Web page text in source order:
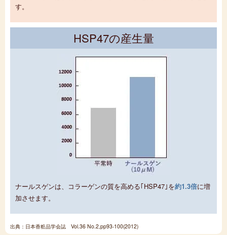
す。
HSP47の産生量
ナールスゲンは、コラーゲンの質を高める｢HSP47｣を約1.3倍に増
加させます。
出典：日本香粧品学会誌 Vol.36 No.2,pp93-100(2012)